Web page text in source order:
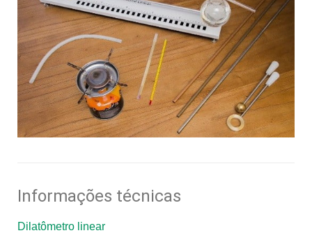
Informações técnicas
Dilatômetro linear